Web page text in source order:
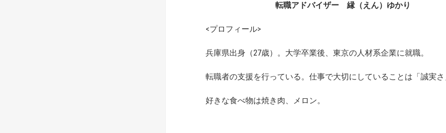
転職アドバイザー 縁（えん）ゆかり
<プロフィール>
兵庫県出身（27歳）。大学卒業後、東京の人材系企業に就職。
転職者の支援を行っている。仕事で大切にしていることは「誠実
好きな食べ物は焼き肉、メロン。